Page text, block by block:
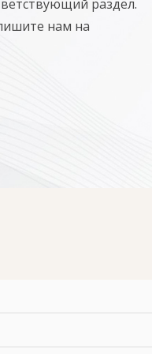
раздел.
нам на